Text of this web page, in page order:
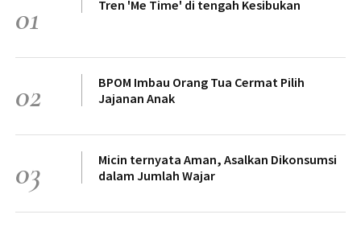
01 Tren 'Me Time' di tengah Kesibukan
02
BPOM Imbau Orang Tua Cermat Pilih
Jajanan Anak
03
Micin ternyata Aman, Asalkan Dikonsumsi
dalam Jumlah Wajar